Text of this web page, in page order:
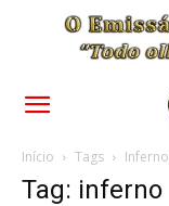
Início Tags Inferno
Tag: inferno